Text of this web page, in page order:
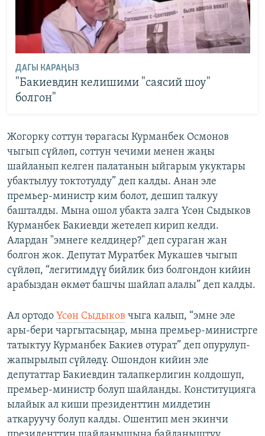
ДАГЫ КАРАҢЫЗ
"Бакиевдин келишими "саясий шоу"
болгон"
Жогорку соттун төрагасы Курманбек Осмонов
чыгып сүйлөп, соттун чечими менен жаңы
шайланып келген палатанын ыйгарым укуктары
убактылуу токтотулду” деп калды. Анан эле
премьер-министр ким болот, дешип талкуу
башталды. Мына ошол убакта залга Үсөн Сыдыков
Курманбек Бакиевди жетелеп кирип келди.
Алардан "эмнеге келдиңер?" деп сураган жан
болгон жок. Депутат Муратбек Мукашев чыгып
сүйлөп, “легитимдүү бийлик биз болгондон кийин
арабыздан өкмөт башчы шайлап алалы” деп калды.
Ал ортодо Үсөн Сыдыков чыга калып, “эмне эле
ары-бери чаргытасыңар, мына премьер-министрге
татыктуу Курманбек Бакиев отурат” деп опурулуп-
жапырылып сүйлөдү. Ошондон кийин эле
депутаттар Бакиевдин талапкерлигин колдошуп,
премьер-министр болуп шайланды. Конституцияга
ылайык ал киши президенттин милдетин
аткаруучу болуп калды. Ошентип мен экинчи